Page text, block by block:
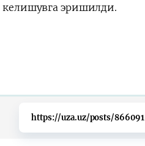
эришилди.
https://uza.uz/posts/866091